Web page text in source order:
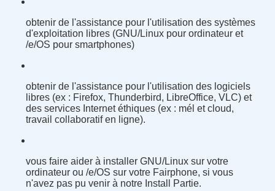
obtenir de l'assistance pour l'utilisation des systèmes
d'exploitation libres (GNU/Linux pour ordinateur et
/e/OS pour smartphones)
obtenir de l'assistance pour l'utilisation des logiciels
libres (ex : Firefox, Thunderbird, LibreOffice, VLC) et
des services Internet éthiques (ex : mél et cloud,
travail collaboratif en ligne).
vous faire aider à installer GNU/Linux sur votre
ordinateur ou /e/OS sur votre Fairphone, si vous
n'avez pas pu venir à notre Install Partie.